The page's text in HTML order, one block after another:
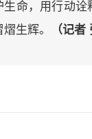
命，用行动诠
生辉。
（记